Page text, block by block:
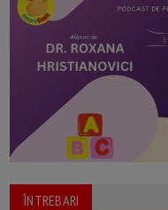
ÎNTREBARI